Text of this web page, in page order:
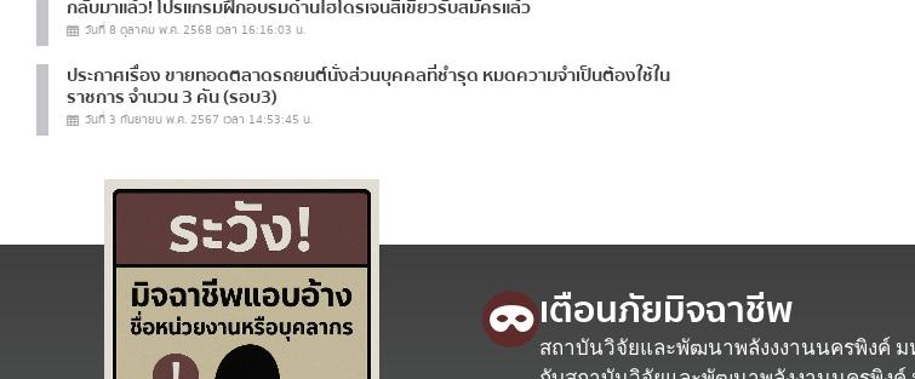
กลับมาแล้ว! โปรแกรมฝึกอบรมด้านไฮโดรเจนสีเขียวรับสมัครแล้ว
วันที่ 8 ตุลาคม พ.ศ. 2568 เวลา 16:16:03 น.
ประกาศเรื่อง ขายทอดตลาดรถยนต์นั่งส่วนบุคคลที่ชำรุด หมดความจำเป็นต้องใช้ใน
ราชการ จำนวน 3 คัน (รอบ3)
วันที่ 3 กันยายน พ.ศ. 2567 เวลา 14:53:45 น.
เตือนภัยมิจฉาชีพ
สถาบันวิจัยและพัฒนาพลังงงานนครพิงค์ ม